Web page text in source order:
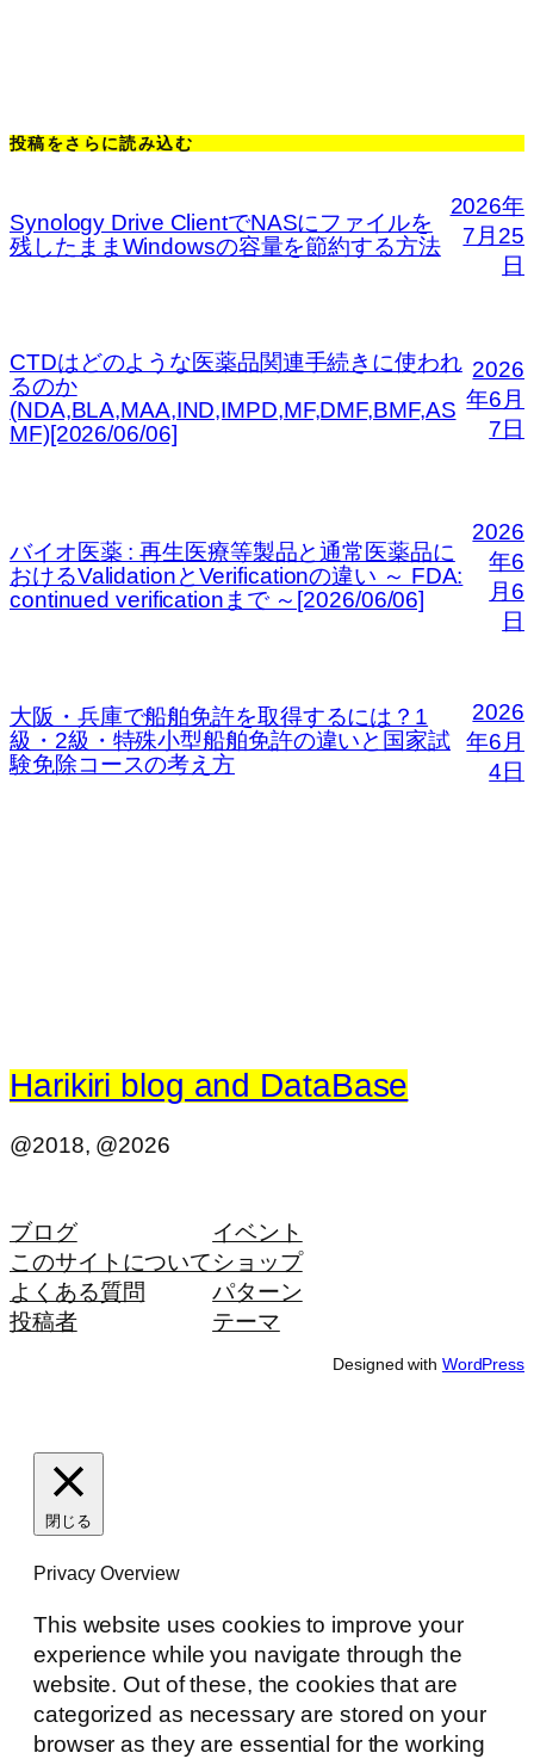
投稿をさらに読み込む
Synology Drive ClientでNASにファイルを
残したままWindowsの容量を節約する方法
2026年
7月25
日
CTDはどのような医薬品関連手続きに使われ
るのか
(NDA,BLA,MAA,IND,IMPD,MF,DMF,BMF,AS
MF)[2026/06/06]
2026
年6月
7日
バイオ医薬 : 再生医療等製品と通常医薬品に
おけるValidationとVerificationの違い ～ FDA:
continued verificationまで ～[2026/06/06]
2026
年6
月6
日
大阪・兵庫で船舶免許を取得するには？1
級・2級・特殊小型船舶免許の違いと国家試
験免除コースの考え方
2026
年6月
4日
Harikiri blog and DataBase
@2018, @2026
ブログ
このサイトについて
よくある質問
投稿者
イベント
ショップ
パターン
テーマ
Designed with WordPress
閉じる
Privacy Overview
This website uses cookies to improve your
experience while you navigate through the
website. Out of these, the cookies that are
categorized as necessary are stored on your
browser as they are essential for the working